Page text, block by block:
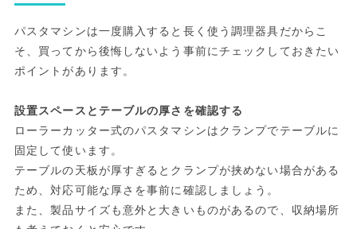
パスタマシンは一度購入すると長く使う調理器具だからこ
そ、買ってから後悔しないよう事前にチェックしておきたい
ポイントがあります。
設置スペースとテーブルの厚さを確認する
ローラーカッター式のパスタマシンはクランプでテーブルに
固定して使います。
テーブルの天板が厚すぎるとクランプが挟めない場合がある
ため、対応可能な厚さを事前に確認しましょう。
また、製品サイズも意外と大きいものがあるので、収納場所